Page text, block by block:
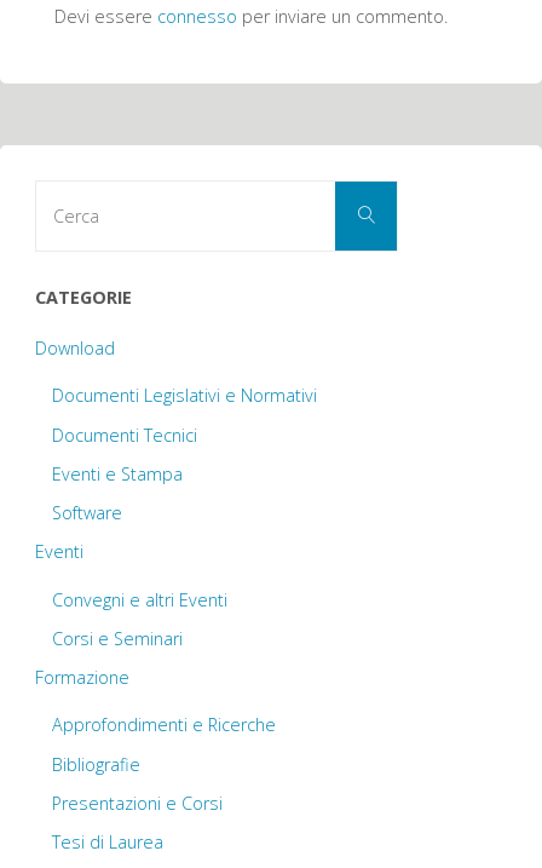
Devi essere connesso per inviare un commento.
Cerca
CATEGORIE
Download
Documenti Legislativi e Normativi
Documenti Tecnici
Eventi e Stampa
Software
Eventi
Convegni e altri Eventi
Corsi e Seminari
Formazione
Approfondimenti e Ricerche
Bibliografie
Presentazioni e Corsi
Tesi di Laurea